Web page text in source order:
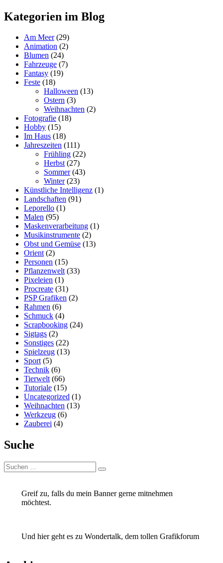
Kategorien im Blog
Am Meer(29)
Animation (2)
Blumen (24)
Fahrzeuge (7)
Fantasy (19)
Feste (18)
Halloween (13)
Ostern (3)
Weihnachten (2)
Fotografie (18)
Hobby (15)
Im Haus (18)
Jahreszeiten (111)
Frühling (22)
Herbst(27)
Sommer(43)
Winter(23)
Künstliche Intelligenz (1)
Landschaften (91)
Leporello (1)
Malen (95)
Maskenverarbeitung (1)
Musikinstrumente (2)
Obst und Gemüse (13)
Orient(2)
Personen (15)
Pflanzenwelt(33)
Pixeleien (1)
Procreate (31)
PSP Grafiken (2)
Rahmen (6)
Schmuck (4)
Scrapbooking (24)
Sigtags (2)
Sonstiges (22)
Spielzeug (13)
Sport(5)
Technik (6)
Tierwelt(66)
Tutoriale (15)
Uncategorized (1)
Weihnachten (13)
Werkzeug (6)
Zauberei (4)
Suche
Suchen
nach:
Suchen
Greif zu, falls du mein Banner gerne mitnehmen
möchtest.
Und hier geht es zu Wondertalk, dem tollen Grafikforum